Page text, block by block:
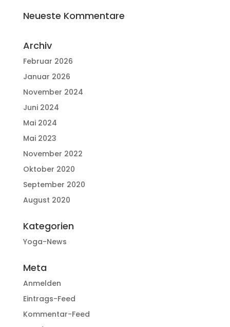
Neueste Kommentare
Archiv
Februar 2026
Januar 2026
November 2024
Juni 2024
Mai 2024
Mai 2023
November 2022
Oktober 2020
September 2020
August 2020
Kategorien
Yoga-News
Meta
Anmelden
Eintrags-Feed
Kommentar-Feed